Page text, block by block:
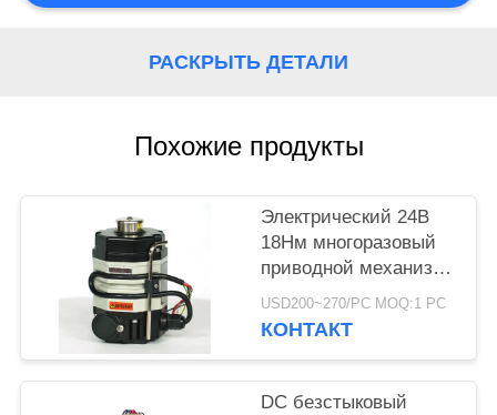
КАРТА
САЙТА
PRIVACY
POLICY
РАСКРЫТЬ ДЕТАЛИ
Похожие продукты
Электрический 24В
18Нм многоразовый
приводной механизм
с мягким
уплотнением
USD200~270/PC MOQ:1 PC
КОНТАКТ
DC безстыковый